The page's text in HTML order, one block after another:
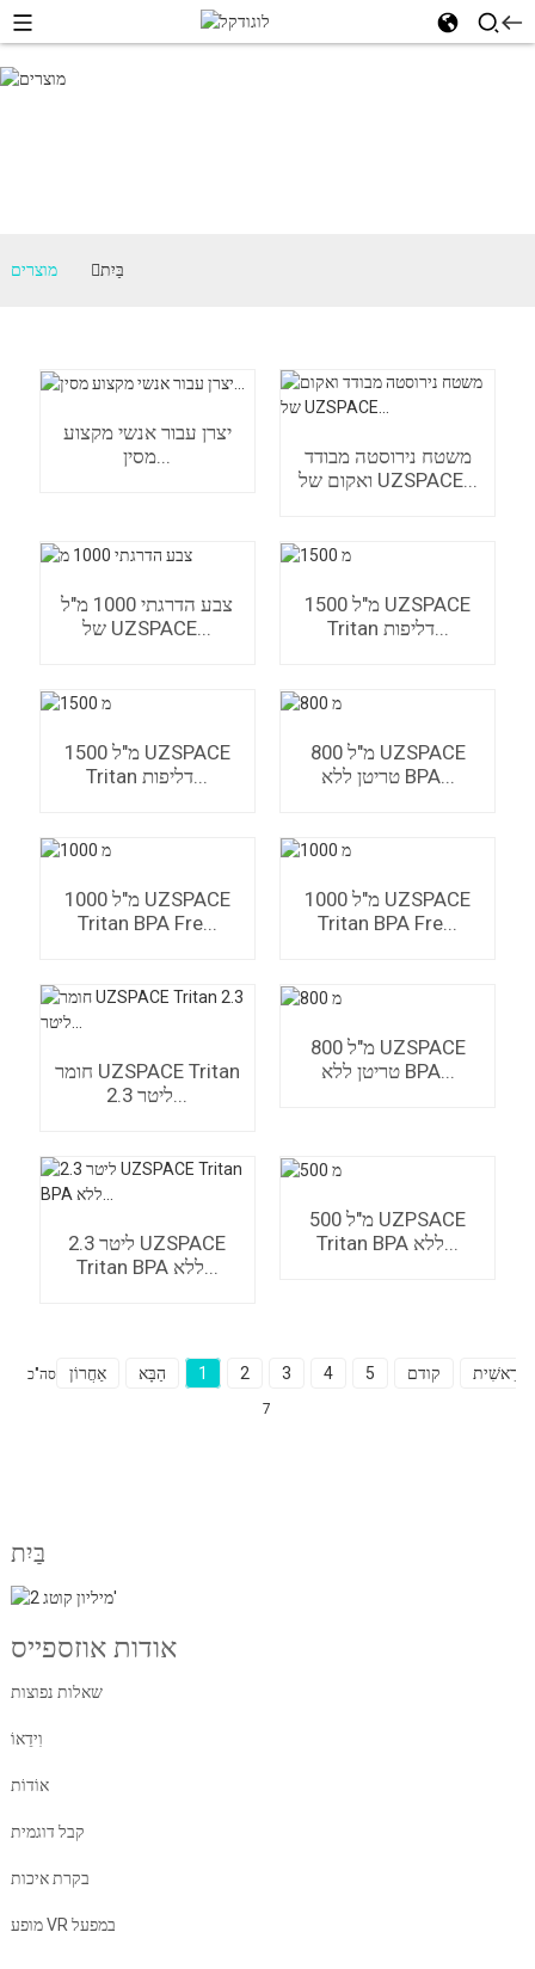
בַּיִת מוצרים
יצרן עבור אנשי מקצוע
משטח נירוסטה מבודד
ואקום של UZSPACE...
צבע הדרגתי 1000 מ"ל
של UZSPACE...
1500 מ"ל UZSPACE
Tritan דליפות...
1500 מ"ל UZSPACE
800 מ"ל UZSPACE
טריטן ללא BPA...
1000 מ"ל UZSPACE
Tritan BPA Fre...
1000 מ"ל UZSPACE
Tritan BPA Fre...
חומר UZSPACE Tritan
2.3 ליטר...
800 מ"ל UZSPACE
טריטן ללא BPA...
2.3 ליטר UZSPACE
Tritan BPA ללא...
500 מ"ל UZPSACE
Tritan BPA ללא...
רֵאשִׁית קודם 1 2 3 4 5 הַבָּא אַחֲרוֹן סה"כ
7
בַּיִת
אודות אוזספייס
שאלות נפוצות
וִידֵאוֹ
אוֹדוֹת
קבל דוגמית
בקרת איכות
מופע VR במפעל